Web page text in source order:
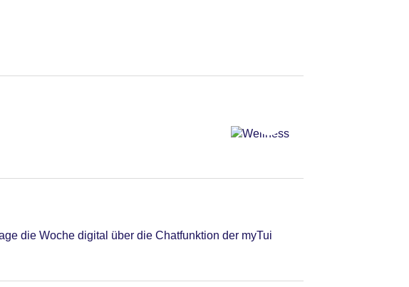
die Woche digital über die Chatfunktion der myTui